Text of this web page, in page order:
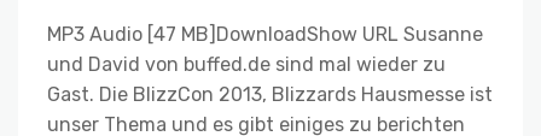
MP3 Audio [47 MB]DownloadShow URL Susanne
und David von buffed.de sind mal wieder zu
Gast. Die BlizzCon 2013, Blizzards Hausmesse ist
unser Thema und es gibt einiges zu berichten